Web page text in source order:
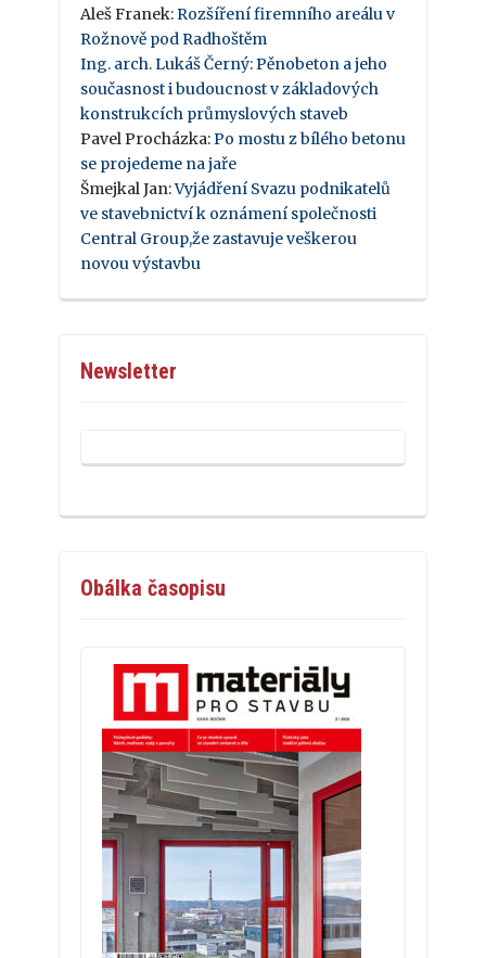
Aleš Franek: Rozšíření firemního areálu v
Rožnově pod Radhoštěm
Ing. arch. Lukáš Černý: Pěnobeton a jeho
současnost i budoucnost v základových
konstrukcích průmyslových staveb
Pavel Procházka: Po mostu z bílého betonu
se projedeme na jaře
Šmejkal Jan:Vyjádření Svazu podnikatelů
ve stavebnictví k oznámení společnosti
Central Group,že zastavuje veškerou
novou výstavbu
Newsletter
Obálka časopisu